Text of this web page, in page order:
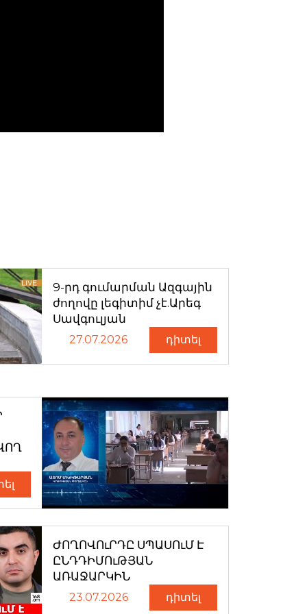
9-րդ գումարման Ազգային
ժողովը լեգիտիմ չէ.Արեգ
Սավգուլյան
27.07.2026 դիտել
ԺՈՂՈՎՈւՐԴԸ ՍՊԱՍՈւՄ Է
ԸՆԴԴԻՄՈւԹՅԱՆ
ԱՌԱՋԱՐԿԻՆ
23.07.2026 դիտել